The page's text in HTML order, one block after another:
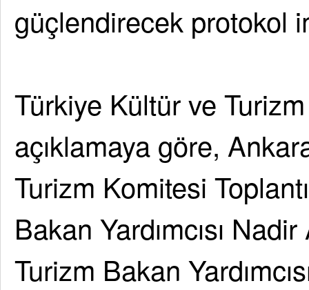
güçlendirecek protokol
Türkiye Kültür ve Turizm
açıklamaya göre,
Turizm Komitesi
Bakan Yardımcısı
Turizm Bakan